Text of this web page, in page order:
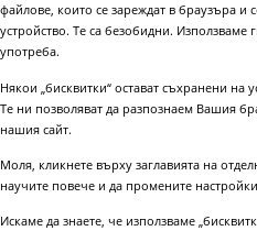
файлове, които се зареждат в браузъра и
устройство. Те са безобидни. Използваме
употреба.
Някои „бисквитки“ остават съхранени на
Те ни позволяват да разпознаем Вашия
нашия сайт.
Моля, кликнете върху заглавията на
научите повече и да промените
Искаме да знаете, че използваме